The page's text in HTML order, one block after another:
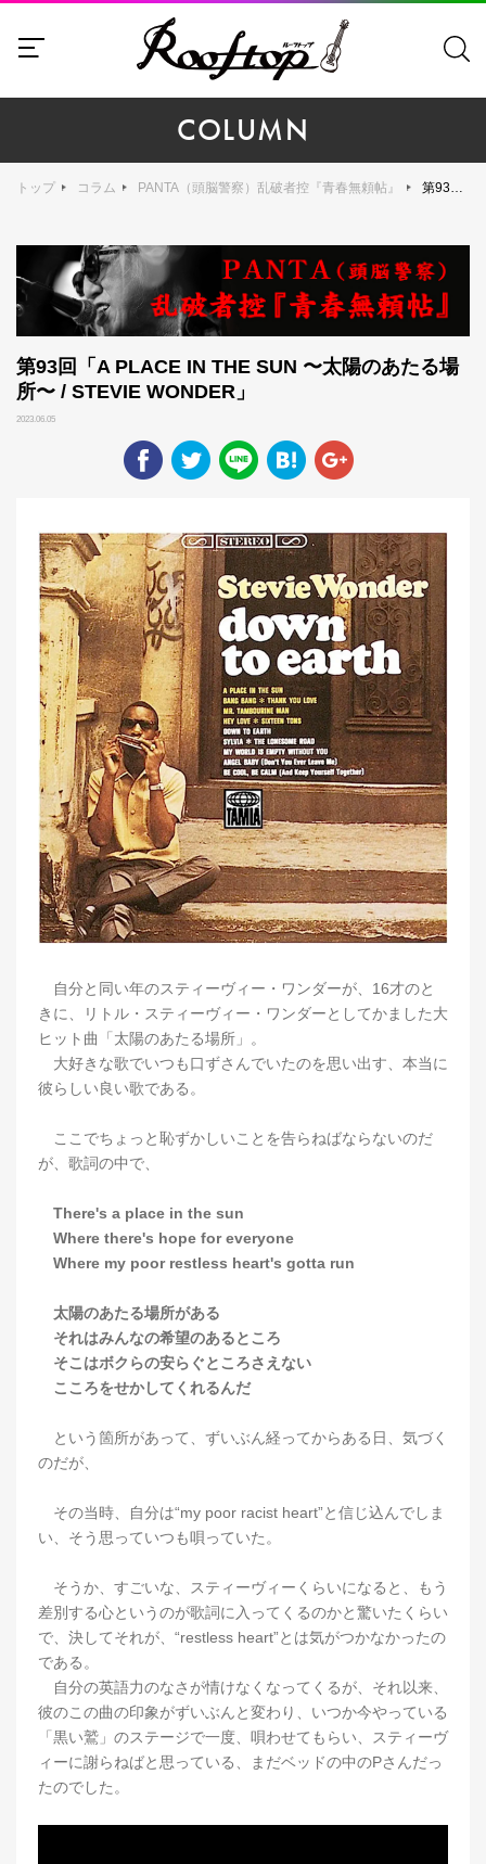
COLUMN
トップ コラム PANTA（頭脳警察）乱破者控『青春無頼帖』 第93回「A PLACE IN THE SUN 〜太陽のあたる場所〜 / STEVIE WONDER」
第93回「A PLACE IN THE SUN 〜太陽のあたる場
所〜 / STEVIE WONDER」
2023.06.05
自分と同い年のスティーヴィー・ワンダーが、16才のと
きに、リトル・スティーヴィー・ワンダーとしてかました大
ヒット曲「太陽のあたる場所」。
大好きな歌でいつも口ずさんでいたのを思い出す、本当に
彼らしい良い歌である。
ここでちょっと恥ずかしいことを告らねばならないのだ
が、歌詞の中で、
There's a place in the sun
Where there's hope for everyone
Where my poor restless heart's gotta run
太陽のあたる場所がある
それはみんなの希望のあるところ
そこはボクらの安らぐところさえない
こころをせかしてくれるんだ
という箇所があって、ずいぶん経ってからある日、気づく
のだが、
その当時、自分は“my poor racist heart”と信じ込んでしま
い、そう思っていつも唄っていた。
そうか、すごいな、スティーヴィーくらいになると、もう
差別する心というのが歌詞に入ってくるのかと驚いたくらい
で、決してそれが、“restless heart”とは気がつかなかったの
である。
自分の英語力のなさが情けなくなってくるが、それ以来、
彼のこの曲の印象がずいぶんと変わり、いつか今やっている
「黒い鷲」のステージで一度、唄わせてもらい、スティーヴ
ィーに謝らねばと思っている、まだベッドの中のPさんだっ
たのでした。